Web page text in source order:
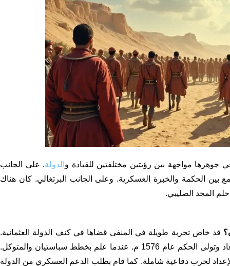
جوهرها مواجهة بين رؤيتين مختلفتين للقيادة و الدولة. على الجانب
بين الحكمة والخبرة العسكرية. وعلى الجانب البرتغالي. كان هناك
المجد الصليبي.
قد خاض تجربة طويلة في المنفى قضاها في كنف الدولة العثمانية.
مما أكسبه خبرة عسكرية وإدارية واسعة. عاد وتولى الحكم عام 1576 م. عندما علم بخطط سباستيان والمتوكل.
لحرب دفاعية شاملة. كما قام بطلب الدعم العسكري من الدولة